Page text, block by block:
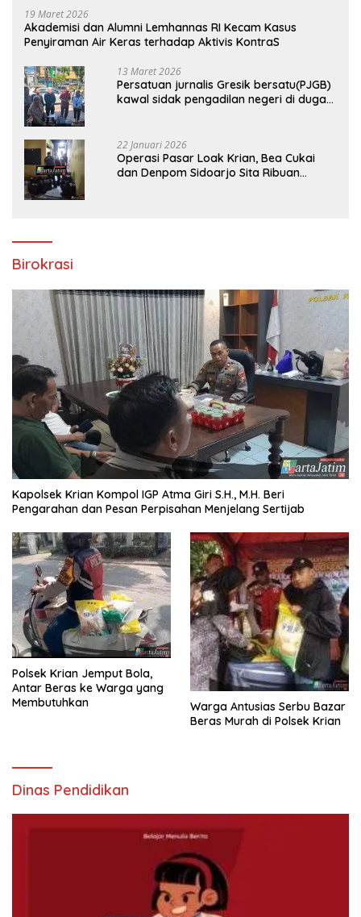
19 Maret 2026
Akademisi dan Alumni Lemhannas RI Kecam Kasus
Penyiraman Air Keras terhadap Aktivis KontraS
13 Maret 2026
Persatuan jurnalis Gresik bersatu(PJGB)
kawal sidak pengadilan negeri di duga
22 Januari 2026
Operasi Pasar Loak Krian, Bea Cukai
dan Denpom Sidoarjo Sita Ribuan
Birokrasi
Kapolsek Krian Kompol IGP Atma Giri S.H., M.H. Beri
Pengarahan dan Pesan Perpisahan Menjelang Sertijab
Polsek Krian Jemput Bola,
Antar Beras ke Warga yang
Membutuhkan
Warga Antusias Serbu Bazar
Beras Murah di Polsek Krian
Dinas Pendidikan